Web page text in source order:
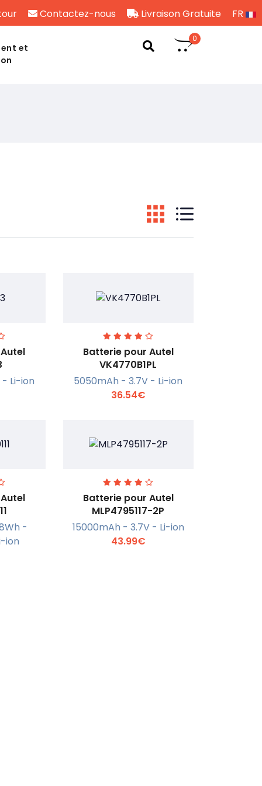
Contactez-nous Livraison Gratuite FR
et
0
+Li-ion
En savoir +
Batterie pour Autel
VK4770B1PL
5050mAh - 3.7V - Li-ion
36.54€
+
-
ion
En savoir +
Batterie pour Autel
MLP4795117-2P
15000mAh - 3.7V - Li-ion
43.99€